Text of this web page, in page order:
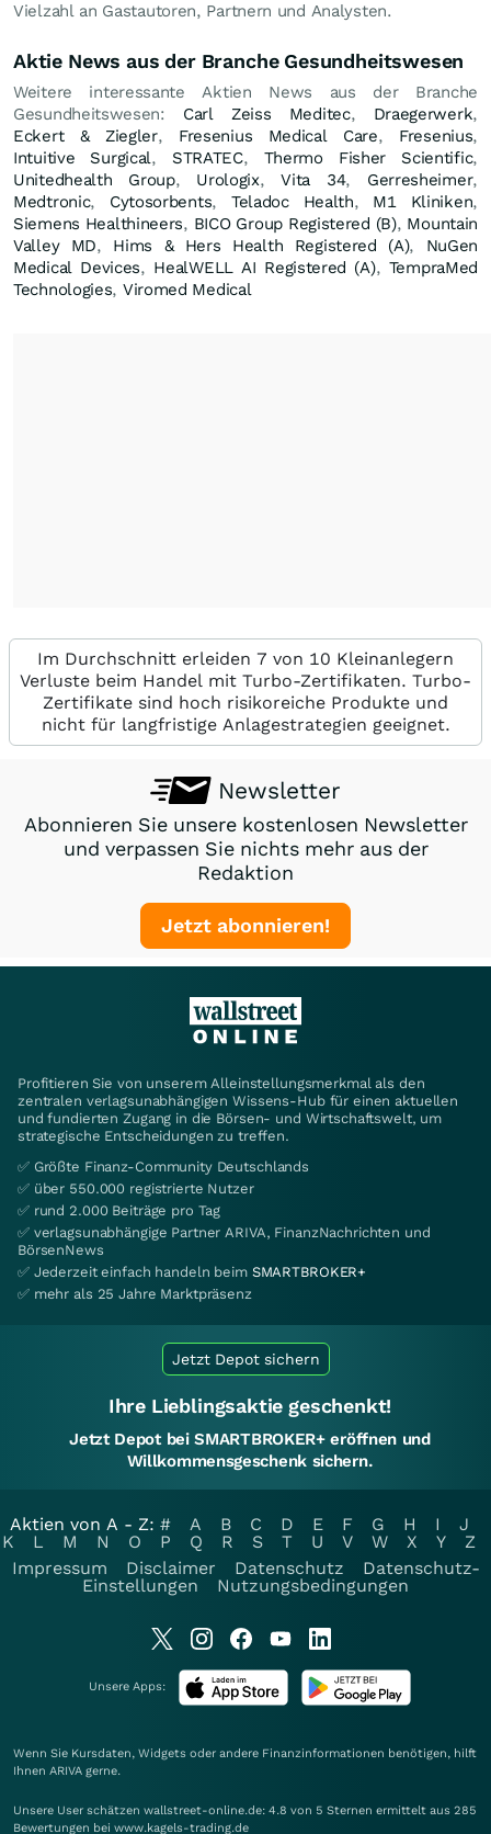
Vielzahl an Gastautoren, Partnern und Analysten.
Aktie News aus der Branche Gesundheitswesen
Weitere interessante Aktien News aus der Branche
Gesundheitswesen: Carl Zeiss Meditec, Draegerwerk,
Eckert & Ziegler, Fresenius Medical Care, Fresenius,
Intuitive Surgical, STRATEC, Thermo Fisher Scientific,
Unitedhealth Group, Urologix,Vita 34, Gerresheimer,
Medtronic, Cytosorbents, Teladoc Health, M1 Kliniken,
Siemens Healthineers, BICO Group Registered (B), Mountain
Valley MD, Hims & Hers Health Registered (A), NuGen
Medical Devices, HealWELL AI Registered (A), TempraMed
Technologies, Viromed Medical
Im Durchschnitt erleiden 7 von 10 Kleinanlegern
Verluste beim Handel mit Turbo-Zertifikaten. Turbo-
Zertifikate sind hoch risikoreiche Produkte und
nicht für langfristige Anlagestrategien geeignet.
Newsletter
Abonnieren Sie unsere kostenlosen Newsletter
und verpassen Sie nichts mehr aus der
Redaktion
Jetzt abonnieren!
Profitieren Sie von unserem Alleinstellungsmerkmal als den
zentralen verlagsunabhängigen Wissens-Hub für einen aktuellen
und fundierten Zugang in die Börsen- und Wirtschaftswelt, um
strategische Entscheidungen zu treffen.
✅ Größte Finanz-Community Deutschlands
✅ über 550.000 registrierte Nutzer
✅ rund 2.000 Beiträge pro Tag
✅ verlagsunabhängige Partner ARIVA, FinanzNachrichten und
BörsenNews
✅ Jederzeit einfach handeln beim SMARTBROKER+
✅ mehr als 25 Jahre Marktpräsenz
Jetzt Depot sichern
Ihre Lieblingsaktie geschenkt!
Jetzt Depot bei SMARTBROKER+ eröffnen und
Willkommensgeschenk sichern.
Aktien von A - Z: # A B C D E F G H I
J
K
L M N O P Q R S T U V W X Y
Z
Impressum
Disclaimer Datenschutz
Datenschutz-
Einstellungen
Nutzungsbedingungen
Unsere Apps:
Wenn Sie Kursdaten, Widgets oder andere Finanzinformationen benötigen, hilft
Ihnen ARIVA gerne.
Unsere User schätzen wallstreet-online.de: 4.8 von 5 Sternen ermittelt aus 285
Bewertungen bei www.kagels-trading.de